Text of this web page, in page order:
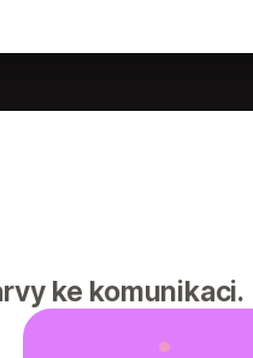
ke komunikaci.